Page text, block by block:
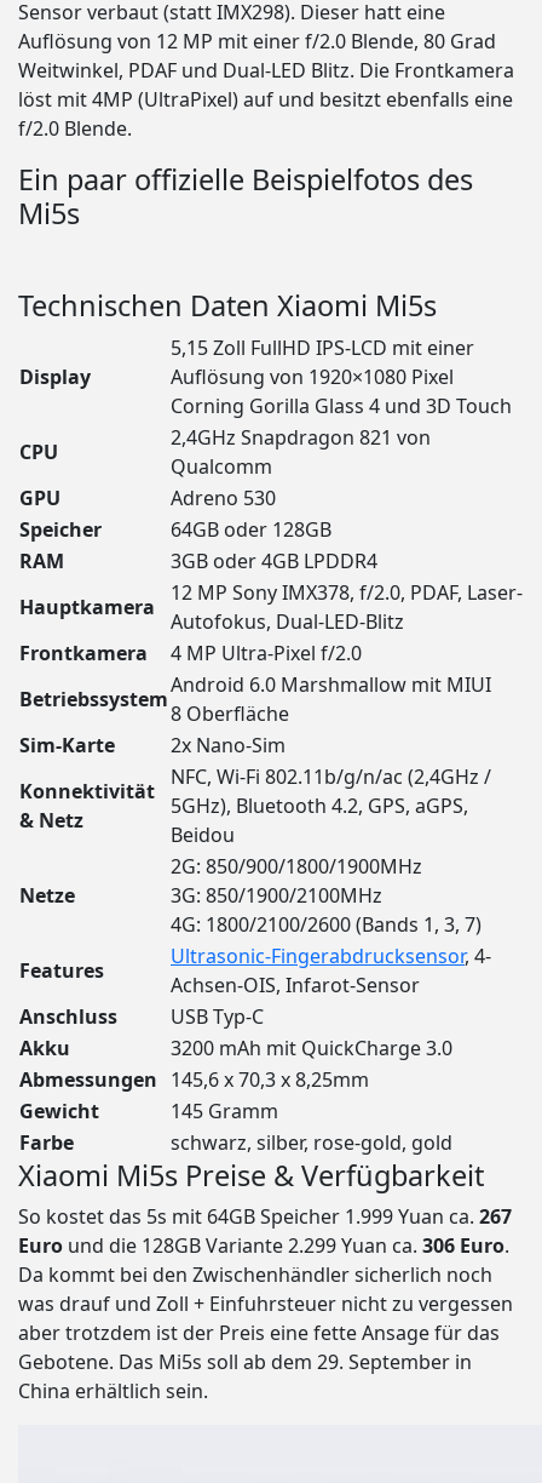
Sensor verbaut (statt IMX298). Dieser hatt eine
Auflösung von 12 MP mit einer f/2.0 Blende, 80 Grad
Weitwinkel, PDAF und Dual-LED Blitz. Die Frontkamera
löst mit 4MP (UltraPixel) auf und besitzt ebenfalls eine
f/2.0 Blende.
Ein paar offizielle Beispielfotos des
Mi5s
Technischen Daten Xiaomi Mi5s
Display
5,15 Zoll FullHD IPS-LCD mit einer
Auflösung von 1920×1080 Pixel
Corning Gorilla Glass 4 und 3D Touch
CPU
2,4GHz Snapdragon 821 von
Qualcomm
GPU
Adreno 530
Speicher
64GB oder 128GB
RAM
3GB oder 4GB LPDDR4
Hauptkamera
12 MP Sony IMX378, f/2.0, PDAF, Laser-
Autofokus, Dual-LED-Blitz
Frontkamera
4 MP Ultra-Pixel f/2.0
Betriebssystem
Android 6.0 Marshmallow mit MIUI
8 Oberfläche
Sim-Karte
2x Nano-Sim
Konnektivität
& Netz
NFC, Wi-Fi 802.11b/g/n/ac (2,4GHz /
5GHz), Bluetooth 4.2, GPS, aGPS,
Beidou
Netze
2G: 850/900/1800/1900MHz
3G: 850/1900/2100MHz
4G: 1800/2100/2600 (Bands 1, 3, 7)
Features
Ultrasonic-Fingerabdrucksensor, 4-
Achsen-OIS, Infarot-Sensor
Anschluss
USB Typ-C
Akku
3200 mAh mit QuickCharge 3.0
Abmessungen 145,6 x 70,3 x 8,25mm
Gewicht
145 Gramm
Farbe
schwarz, silber, rose-gold, gold
Xiaomi Mi5s Preise & Verfügbarkeit
So kostet das 5s mit 64GB Speicher 1.999 Yuan ca. 267
Euro und die 128GB Variante 2.299 Yuan ca. 306 Euro.
Da kommt bei den Zwischenhändler sicherlich noch
was drauf und Zoll + Einfuhrsteuer nicht zu vergessen
aber trotzdem ist der Preis eine fette Ansage für das
Gebotene. Das Mi5s soll ab dem 29. September in
China erhältlich sein.